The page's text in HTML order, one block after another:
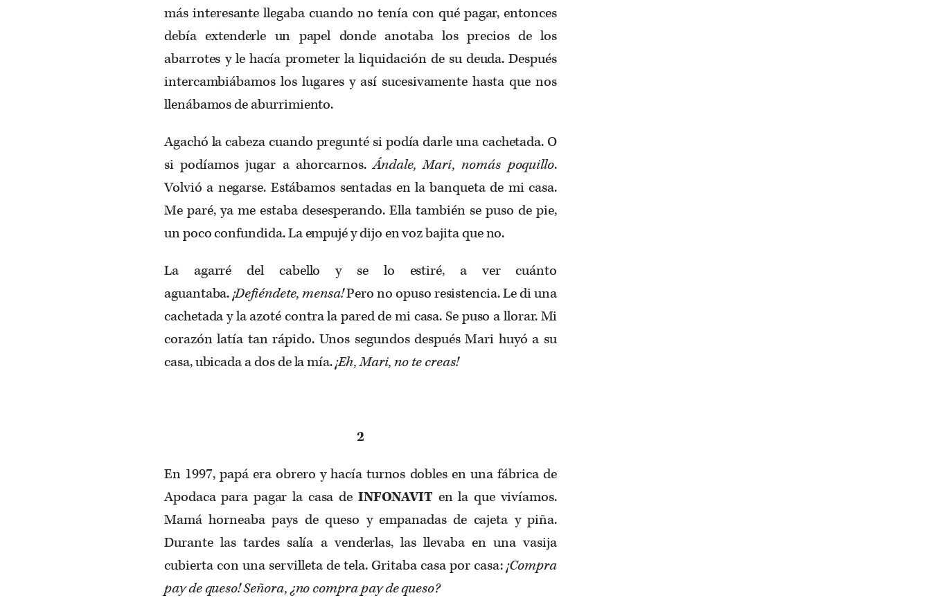
más interesante llegaba cuando no tenía con qué pagar, entonces
debía extenderle un papel donde anotaba los precios de los
abarrotes y le hacía prometer la liquidación de su deuda. Después
intercambiábamos los lugares y así sucesivamente hasta que nos
llenábamos de aburrimiento.
Agachó la cabeza cuando pregunté si podía darle una cachetada. O
si podíamos jugar a ahorcarnos.Ándale, Mari, nomás poquillo.
Volvió a negarse. Estábamos sentadas en la banqueta de mi casa.
Me paré, ya me estaba desesperando. Ella también se puso de pie,
un poco confundida. La empujé y dijo en voz bajita que no.
La agarré del cabello y se lo estiré, a ver cuánto
aguantaba.¡Defiéndete, mensa!Pero no opuso resistencia. Le di una
cachetada y la azoté contra la pared de mi casa. Se puso a llorar. Mi
corazón latía tan rápido. Unos segundos después Mari huyó a su
casa, ubicada a dos de la mía.¡Eh, Mari, no te creas!
2
En 1997, papá era obrero y hacía turnos dobles en una fábrica de
Apodaca para pagar la casa de INFONAVIT en la que vivíamos.
Mamá horneaba pays de queso y empanadas de cajeta y piña.
Durante las tardes salía a venderlas, las llevaba en una vasija
cubierta con una servilleta de tela. Gritaba casa por casa:¡Compra
pay de queso! Señora, ¿no compra pay de queso?